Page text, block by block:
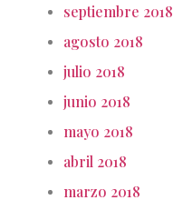
septiembre 2018
agosto 2018
julio 2018
junio 2018
mayo 2018
abril 2018
marzo 2018